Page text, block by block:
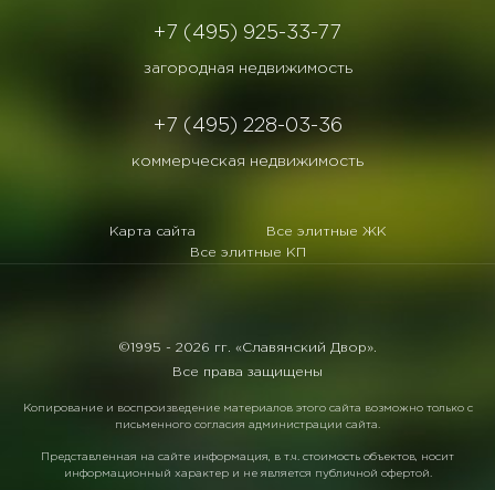
+7 (495) 925-33-77
загородная недвижимость
+7 (495) 228-03-36
коммерческая недвижимость
Карта сайта
Все элитные ЖК
Все элитные КП
©1995 - 2026 гг. «Славянский Двор».
Все права защищены
Копирование и воспроизведение материалов этого сайта возможно только с
письменного согласия администрации сайта.
Представленная на сайте информация, в т.ч. стоимость объектов, носит
информационный характер и не является публичной офертой.